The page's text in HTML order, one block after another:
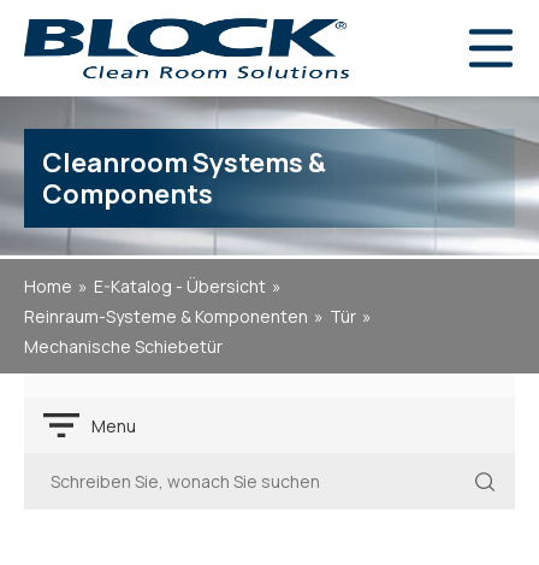
Cleanroom Systems &
Components
Home
E-Katalog - Übersicht
Reinraum-Systeme & Komponenten
Tür
Mechanische Schiebetür
Menu